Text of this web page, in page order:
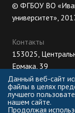
© ФГБОУ ВО
университет»,
Контакты
153025,
Ермака, 39
8 (800) 222-56-86
10 (Ректорат)
ПН-ЧТ: 8:30-17:00;
Данный веб-сайт
файлы в целях
лучшего
нашем сайте.
Продолжая